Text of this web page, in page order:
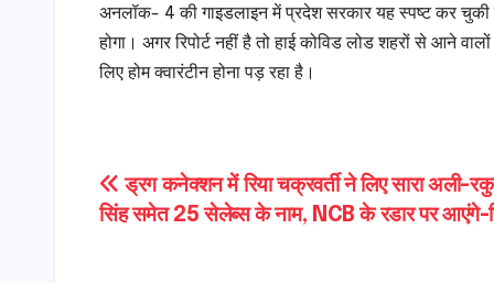
अनलॉक- 4 की गाइडलाइन में प्रदेश सरकार यह स्पष्ट कर चुकी है
होगा। अगर रिपोर्ट नहीं है तो हाई कोविड लोड शहरों से आने
लिए होम क्वारंटीन होना पड़ रहा है।
Post
navigation
ड्रग कनेक्शन में रिया चक्रवर्ती ने लिए सारा अली-
सिंह समेत 25 सेलेब्स के नाम, NCB के रडार पर आएंगे-